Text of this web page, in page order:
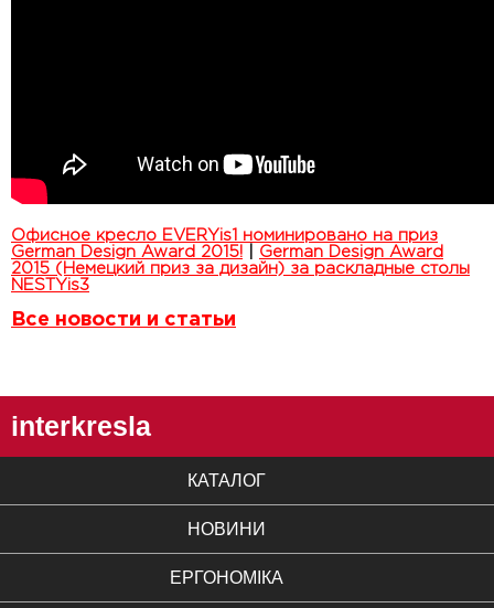
Офисное кресло EVERYis1 номинировано на приз
German Design Award 2015!
German Design Award
2015 (Немецкий приз за дизайн) за раскладные столы
NESTYis3
Все новости и статьи
interkresla
КАТАЛОГ
НОВИНИ
ЕРГОНОМІКА